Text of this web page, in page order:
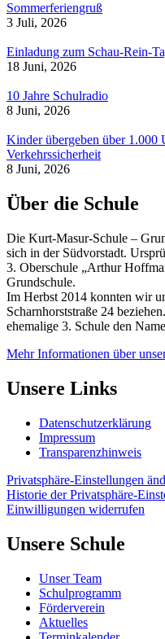
Sommerferiengruß
3 Juli, 2026
Einladung zum Schau-Rein-
18 Juni, 2026
10 Jahre Schulradio
8 Juni, 2026
Kinder übergeben über 1.000
Verkehrssicherheit
8 Juni, 2026
Über die Schule
Die Kurt-Masur-Schule –
sich in der Südvorstadt.
3. Oberschule „Arthur
Grundschule.
Im Herbst 2014 konnten wir
Scharnhorststraße 24
ehemalige 3. Schule den
Mehr Informationen über
Unsere Links
Datenschutzerklärung
Impressum
Transparenzhinweis
Privatsphäre-Einstellungen
Historie der Privatsphäre-
Einwilligungen widerrufen
Unsere Schule
Unser Team
Schulprogramm
Förderverein
Aktuelles